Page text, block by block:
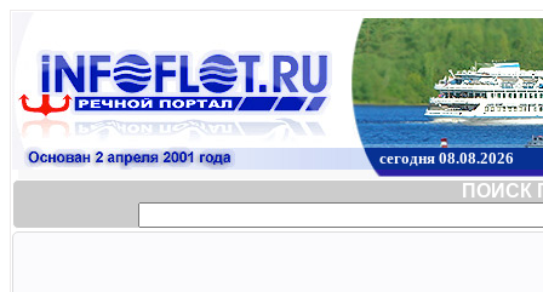
сегодня 08.08.2026
ПОИСК